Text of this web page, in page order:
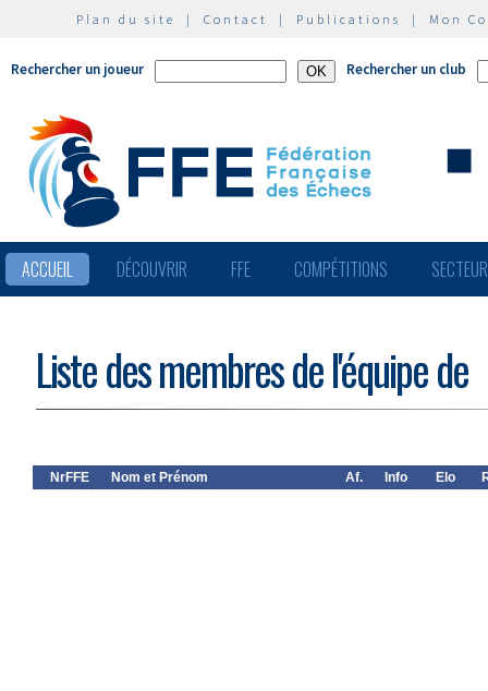
Plan du site | Contact | Publications | Mon
Rechercher un joueur Rechercher un club
ACCUEIL DÉCOUVRIR FFE COMPÉTITIONS
Liste des membres de l'équipe de
NrFFE Nom et Prénom Af. Info Elo